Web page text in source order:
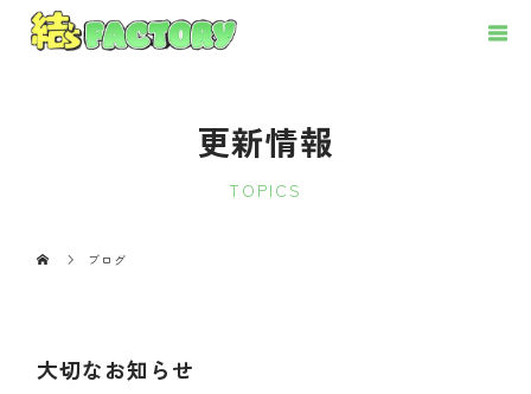
更新情報
TOPICS
ブログ
大切なお知らせ